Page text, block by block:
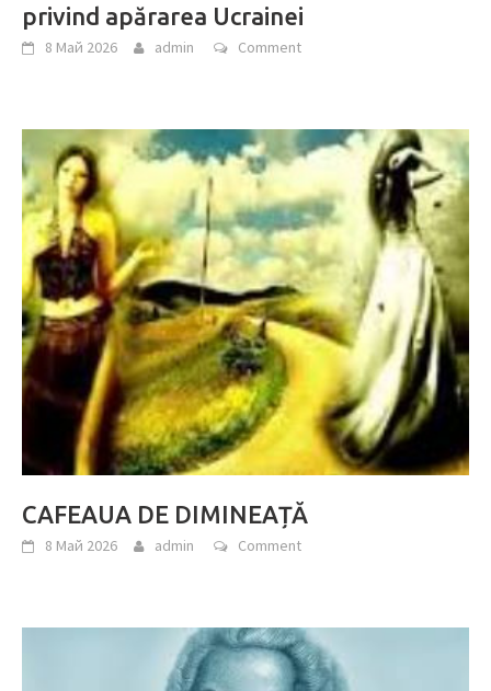
privind apărarea Ucrainei
8 Май 2026 admin Comment
CAFEAUA DE DIMINEAȚĂ
8 Май 2026 admin Comment